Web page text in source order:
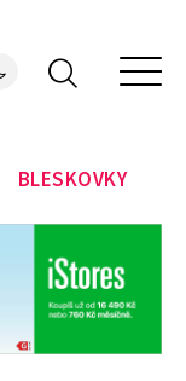
BLESKOVKY